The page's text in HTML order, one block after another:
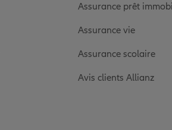
Assurance prêt
Assurance vie
Assurance scolaire
Avis clients Allianz